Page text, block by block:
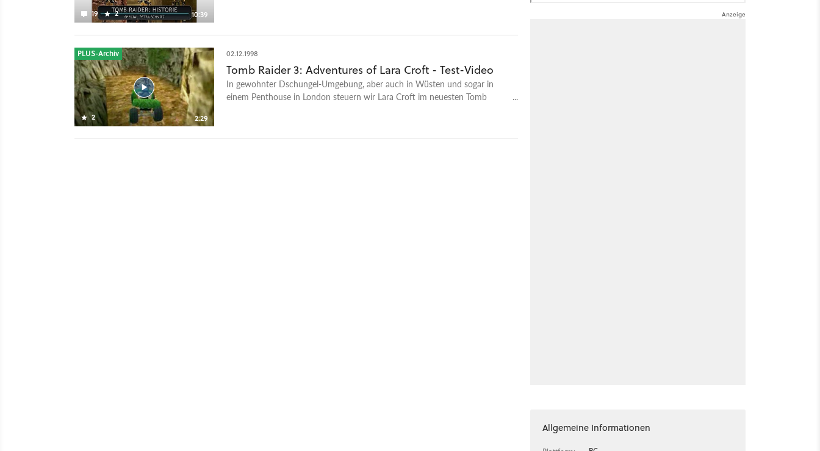
19 2 10:39
2 2:29
PLUS-Archiv 02.12.1998
Tomb Raider 3: Adventures of Lara Croft - Test-Video
In gewohnter Dschungel-Umgebung, aber auch in Wüsten und sogar in
einem Penthouse in London steuern wir Lara Croft im neuesten Tomb
Allgemeine Informationen